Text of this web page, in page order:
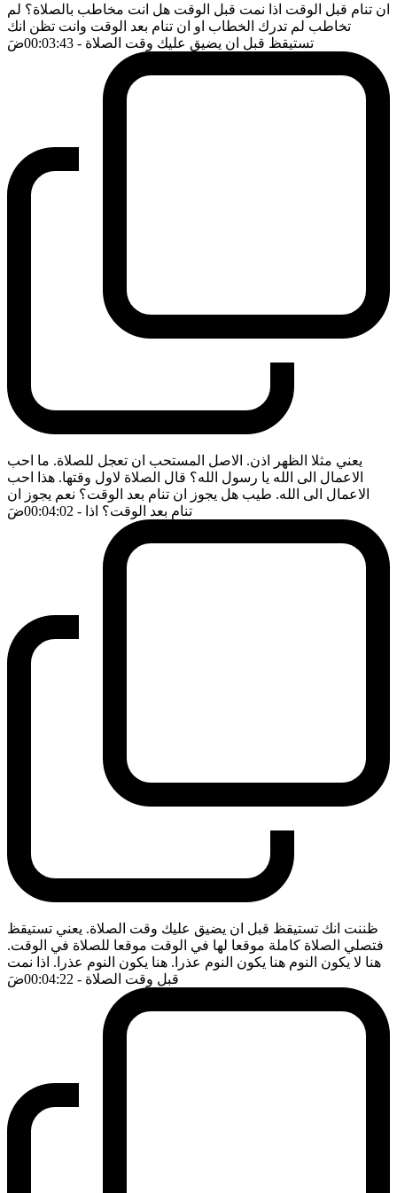
ان تنام قبل الوقت اذا نمت قبل الوقت هل انت مخاطب بالصلاة؟ لم
تخاطب لم تدرك الخطاب او ان تنام بعد الوقت وانت تظن انك
تستيقظ قبل ان يضيق عليك وقت الصلاة - 00:03:43 ضَ
يعني مثلا الظهر اذن. الاصل المستحب ان تعجل للصلاة. ما احب
الاعمال الى الله يا رسول الله؟ قال الصلاة لاول وقتها. هذا احب
الاعمال الى الله. طيب هل يجوز ان تنام بعد الوقت؟ نعم يجوز ان
تنام بعد الوقت؟ اذا - 00:04:02 ضَ
ظننت انك تستيقظ قبل ان يضيق عليك وقت الصلاة. يعني تستيقظ
فتصلي الصلاة كاملة موقعا لها في الوقت موقعا للصلاة في الوقت.
هنا لا يكون النوم هنا يكون النوم عذرا. هنا يكون النوم عذرا. اذا نمت
قبل وقت الصلاة - 00:04:22 ضَ